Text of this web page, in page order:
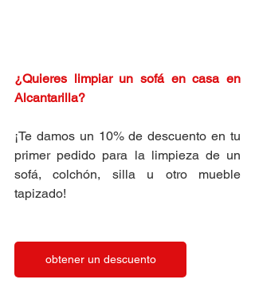
Alcantarilla?
¡Te damos un 10% de descuento en tu
primer pedido para la limpieza de un
sofá, colchón, silla u otro mueble
tapizado!
obtener un descuento